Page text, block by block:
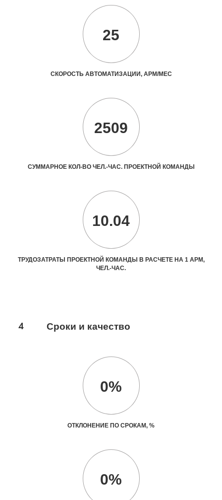
25
СКОРОСТЬ АВТОМАТИЗАЦИИ, АРМ/МЕС
2509
СУММАРНОЕ КОЛ-ВО ЧЕЛ.-ЧАС. ПРОЕКТНОЙ КОМАНДЫ
10.04
ТРУДОЗАТРАТЫ ПРОЕКТНОЙ КОМАНДЫ В РАСЧЕТЕ НА 1 АРМ,
ЧЕЛ.-ЧАС.
4 Сроки и качество
0%
ОТКЛОНЕНИЕ ПО СРОКАМ, %
0%